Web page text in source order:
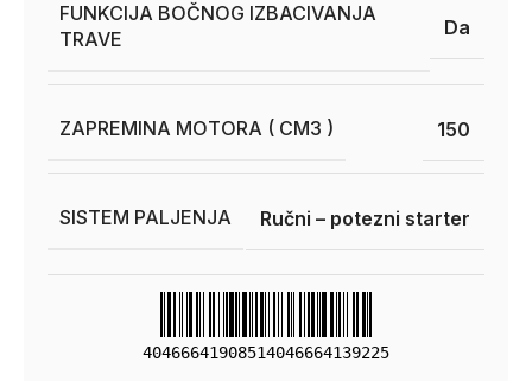
FUNKCIJA BOČNOG IZBACIVANJA
TRAVE
Da
ZAPREMINA MOTORA ( CM3 ) 150
SISTEM PALJENJA Ručni – potezni starter
40466641908514046664139225